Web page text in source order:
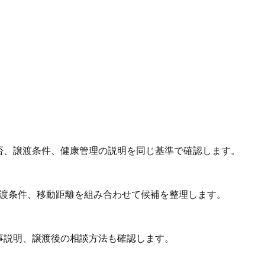
譲渡条件、健康管理の説明を同じ基準で確認します。
件、移動距離を組み合わせて候補を整理します。
明、譲渡後の相談方法も確認します。